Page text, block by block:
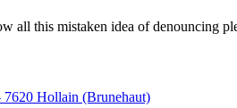
all this mistaken idea of denouncing
7620 Hollain (Brunehaut)